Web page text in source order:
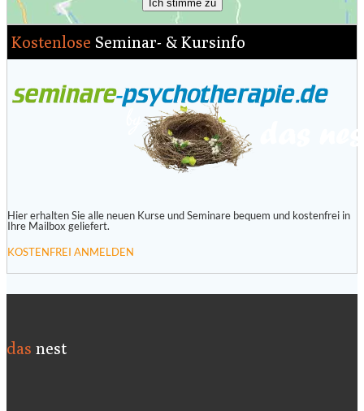
Ich stimme zu
Kostenlose Seminar- & Kursinfo
Hier erhalten Sie alle neuen Kurse und Seminare bequem und kostenfrei in
Ihre Mailbox geliefert.
KOSTENFREI ANMELDEN
das nest